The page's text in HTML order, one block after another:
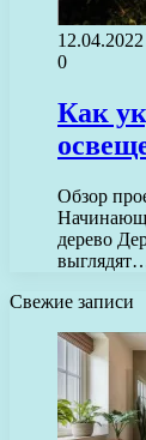
12.04.2022
0
Как
Обзор
дерево
Свежие записи